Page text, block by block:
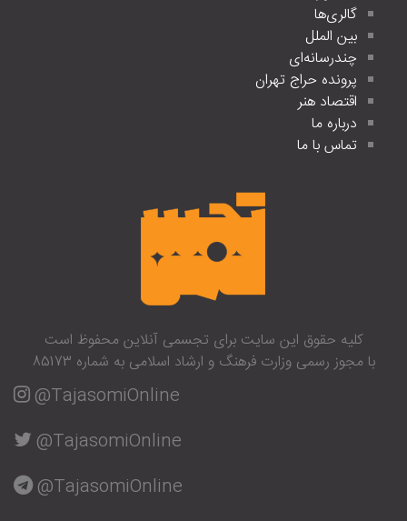
گالری‌ها
بین الملل
چندرسانه‌ای
پرونده حراج تهران
اقتصاد هنر
درباره ما
تماس با ما
کلیه حقوق این سایت برای تجسمی آنلاین محفوظ است
با مجوز رسمی وزارت فرهنگ و ارشاد اسلامی به شماره 85173
@TajasomiOnline
@TajasomiOnline
@TajasomiOnline